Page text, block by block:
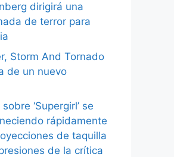
dirigirá una
de terror para
Storm And Tornado
de un nuevo
‘Supergirl’ se
rápidamente
de taquilla
de la crítica